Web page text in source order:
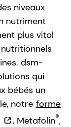
niveaux
nutriment
plus vital
dsm-
qui
bébés un
notre forme
, Metafolin®,